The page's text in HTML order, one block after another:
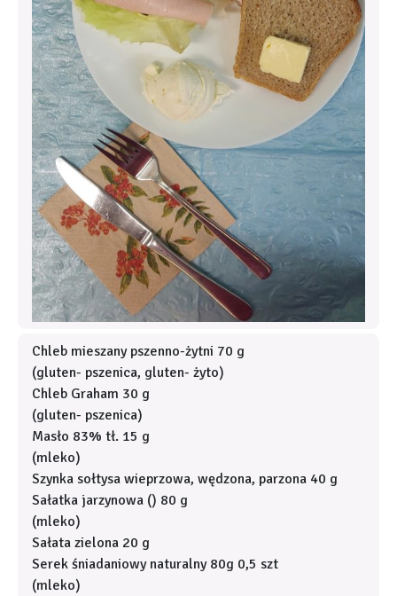
Chleb mieszany pszenno-żytni 70 g
(gluten- pszenica, gluten- żyto)
Chleb Graham 30 g
(gluten- pszenica)
Masło 83% tł. 15 g
(mleko)
Szynka sołtysa wieprzowa, wędzona, parzona 40 g
Sałatka jarzynowa () 80 g
(mleko)
Sałata zielona 20 g
Serek śniadaniowy naturalny 80g 0,5 szt
(mleko)